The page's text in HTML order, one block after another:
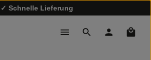
✓ Schnelle Lieferung